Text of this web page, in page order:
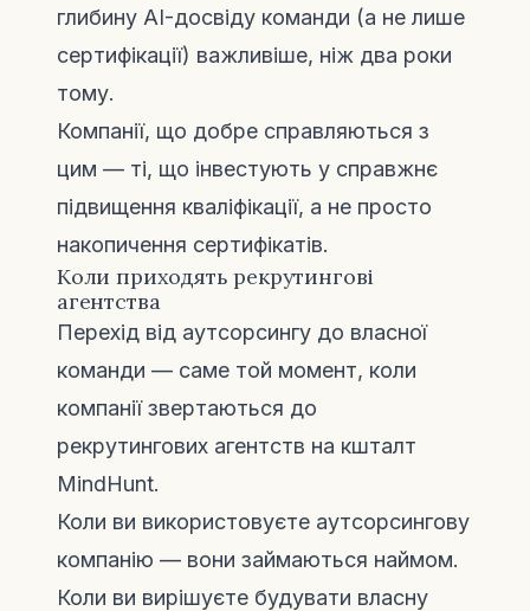
глибину AI-досвіду команди (а не лише
сертифікації) важливіше, ніж два роки
тому.
Компанії, що добре справляються з
цим — ті, що інвестують у справжнє
підвищення кваліфікації, а не просто
накопичення сертифікатів.
Коли приходять рекрутингові
агентства
Перехід від аутсорсингу до власної
команди — саме той момент, коли
компанії звертаються до
рекрутингових агентств на кшталт
MindHunt.
Коли ви використовуєте аутсорсингову
компанію — вони займаються наймом.
Коли ви вирішуєте будувати власну